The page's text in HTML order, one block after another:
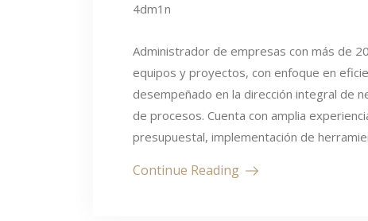
4dm1n
Administrador de empresas con más de
equipos y proyectos, con enfoque en
desempeñado en la dirección integral de
de procesos. Cuenta con amplia
presupuestal, implementación de
Continue Reading